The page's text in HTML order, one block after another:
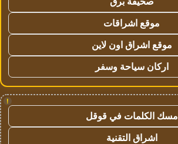
موقع اشراقات
موقع اشراق اون لاين
اركان سياحة وسفر
!
مسك الكلمات في قوقل
اشراق التقنية